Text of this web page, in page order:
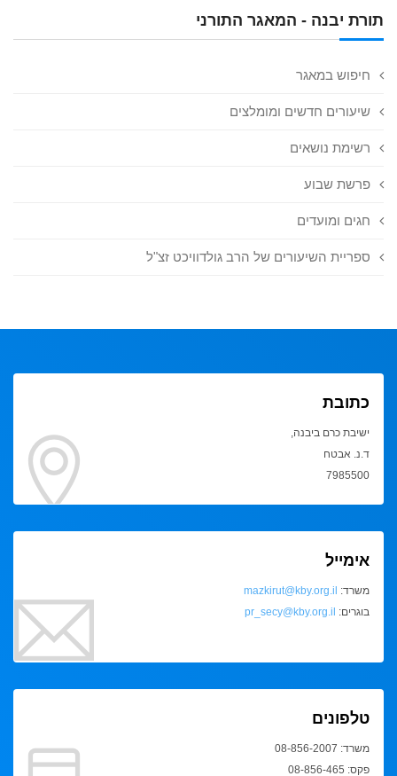
תורת יבנה - המאגר התורני
חיפוש במאגר
שיעורים חדשים ומומלצים
רשימת נושאים
פרשת שבוע
חגים ומועדים
ספריית השיעורים של הרב גולדוויכט זצ"ל
כתובת
ישיבת כרם ביבנה,
ד.נ. אבטח
7985500
אימייל
משרד: mazkirut@kby.org.il
בוגרים: pr_secy@kby.org.il
טלפונים
משרד: 08-856-2007
פקס: 08-856-465